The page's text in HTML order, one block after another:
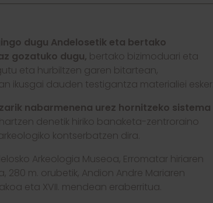
dugu Andelosetik eta bertako
gozatuko dugu, bertako bizimoduari eta
eta hurbiltzen garen bitartean,
ikusgai dauden testigantza materialiei esker.
nabarmenena urez hornitzeko sistema
denetik hiriko banaketa-zentroraino
kontserbatzen dira.
Arkeologia Museoa, Erromatar hiriaren
280 m. orubetik, Andion Andre Mariaren
eta XVII. mendean eraberritua.